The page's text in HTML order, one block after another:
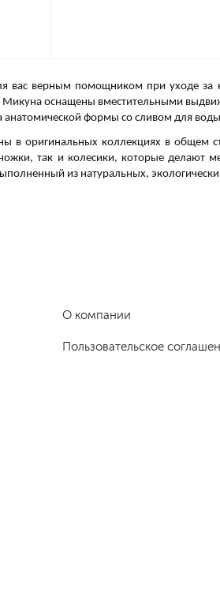
вас верным помощником при уходе
оснащены вместительными
формы со сливом для
в оригинальных коллекциях в общем
так и колесики, которые
из натуральных,
О компании
Пользовательское